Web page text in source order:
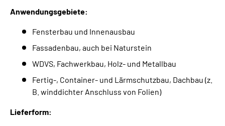
Anwendungsgebiete:
Fensterbau und Innenausbau
Fassadenbau, auch bei Naturstein
WDVS, Fachwerkbau, Holz- und Metallbau
Fertig-, Container- und Lärmschutzbau, Dachbau (z.
B. winddichter Anschluss von Folien)
Lieferform: